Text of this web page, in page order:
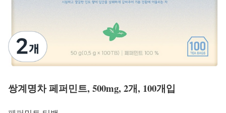
쌍계명차 페퍼민트, 500mg, 2개, 100개입